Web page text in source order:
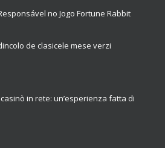
no Jogo Fortune Rabbit
de clasicele mese verzi
in rete: un’esperienza fatta di